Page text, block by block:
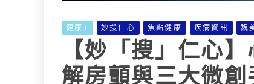
健康+ 妙搜仁心 焦點健康 疾病資訊 魏
【妙「搜」仁心
解房顫與三大微創